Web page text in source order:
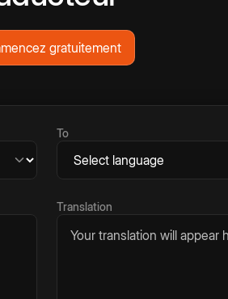
gratuitement
To
Translation
Your translation will appear